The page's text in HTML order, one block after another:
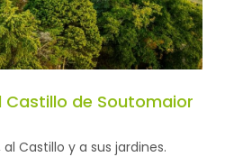
Castillo de Soutomaior
Castillo y a sus jardines.